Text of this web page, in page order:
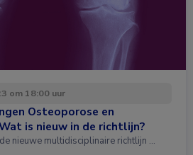
om 18:00 uur
Osteoporose en
is nieuw in de richtlijn?
nieuwe multidisciplinaire richtlijn …